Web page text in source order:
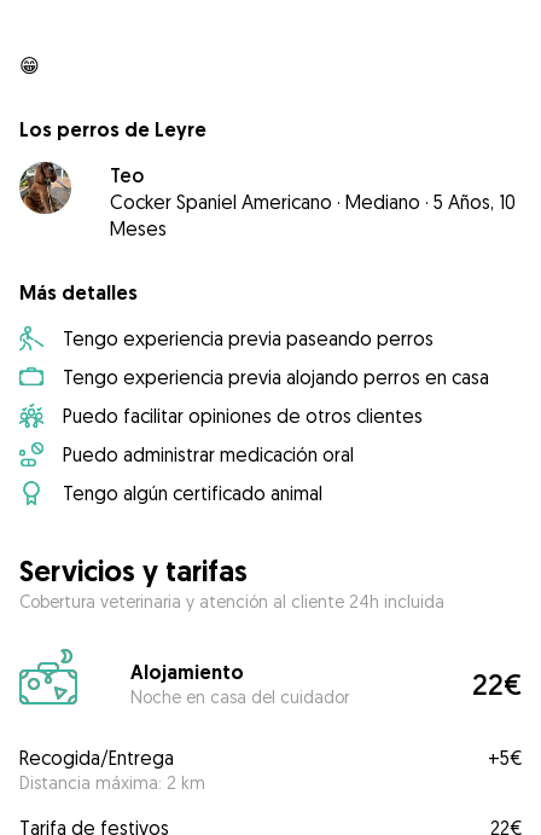
Los perros de Leyre
Teo
Cocker Spaniel Americano · Mediano · 5 Años, 10
Meses
Más detalles
Tengo experiencia previa paseando perros
Tengo experiencia previa alojando perros en casa
Puedo facilitar opiniones de otros clientes
Puedo administrar medicación oral
Tengo algún certificado animal
Servicios y tarifas
Cobertura veterinaria y atención al cliente 24h incluida
Alojamiento
Noche en casa del cuidador 22€
Recogida/Entrega
Distancia máxima: 2 km
+5€
Tarifa de festivos
22€